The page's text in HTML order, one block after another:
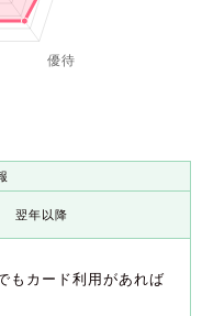
翌年以降
もカード利用があれば